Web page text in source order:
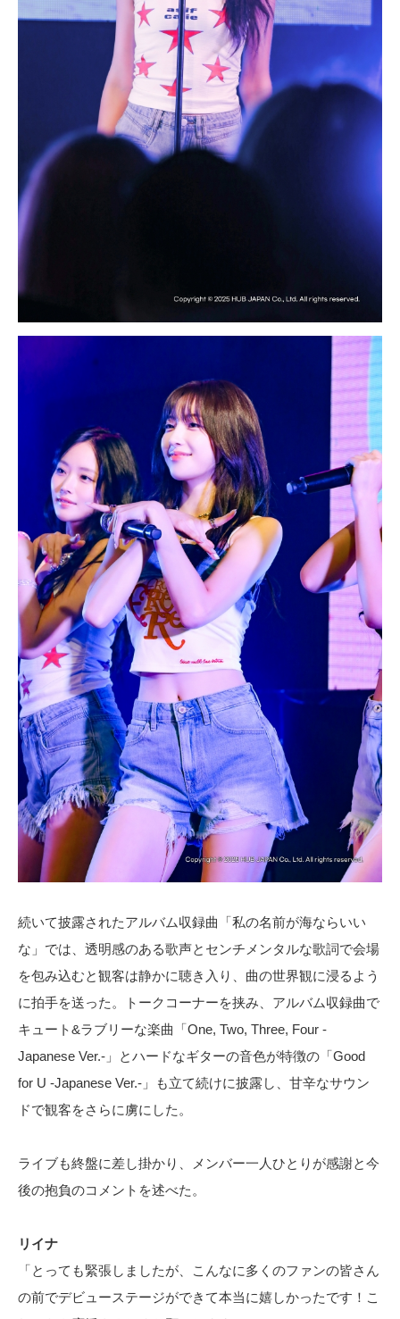
続いて披露されたアルバム収録曲「私の名前が海ならいい
な」では、透明感のある歌声とセンチメンタルな歌詞で会場
を包み込むと観客は静かに聴き入り、曲の世界観に浸るよう
に拍手を送った。トークコーナーを挟み、アルバム収録曲で
キュート&ラブリーな楽曲「One, Two, Three, Four -
Japanese Ver.-」とハードなギターの音色が特徴の「Good
for U -Japanese Ver.-」も立て続けに披露し、甘辛なサウン
ドで観客をさらに虜にした。
ライブも終盤に差し掛かり、メンバー一人ひとりが感謝と今
後の抱負のコメントを述べた。
リイナ
「とっても緊張しましたが、こんなに多くのファンの皆さん
の前でデビューステージができて本当に嬉しかったです！こ